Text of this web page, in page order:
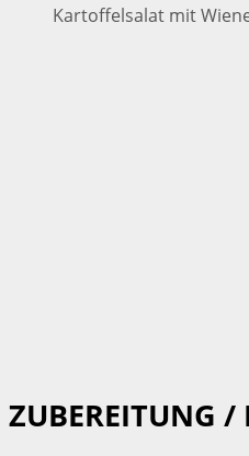
Kartoffelsalat mit
ZUBEREITUNG /